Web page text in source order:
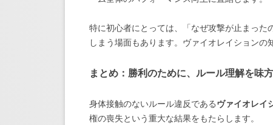
特に初心者にとっては、「なぜ攻撃が止まっ
しまう場面もあります。ヴァイオレイションの
まとめ：勝利のために、ルール理解を味
身体接触のないルール違反であるヴァイオレイ
権の喪失という重大な結果をもたらします。